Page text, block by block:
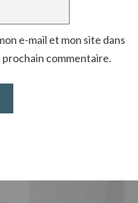
e-mail et mon site dans
commentaire.